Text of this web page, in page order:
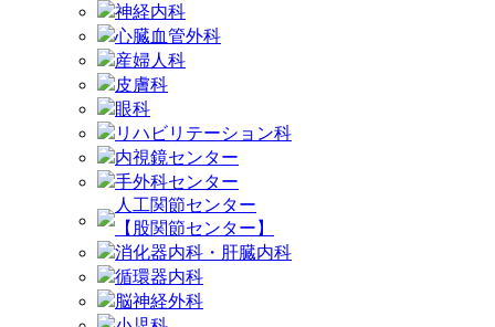
神経内科
心臓血管外科
産婦人科
皮膚科
眼科
リハビリテーション科
内視鏡センター
手外科センター
人工関節センター
【股関節センター】
消化器内科・肝臓内科
循環器内科
脳神経外科